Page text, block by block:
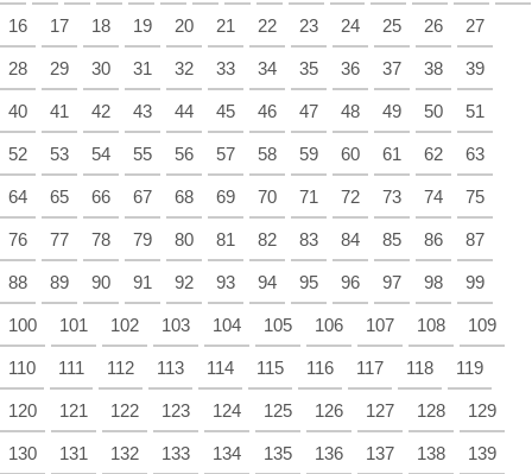
16 17 18 19 20 21 22 23 24 25 26 27
28 29 30 31 32 33 34 35 36 37 38 39
40 41 42 43 44 45 46 47 48 49 50 51
52 53 54 55 56 57 58 59 60 61 62 63
64 65 66 67 68 69 70 71 72 73 74 75
76 77 78 79 80 81 82 83 84 85 86 87
88 89 90 91 92 93 94 95 96 97 98 99
100 101 102 103 104 105 106 107 108 109
110 111 112 113 114 115 116 117 118 119
120 121 122 123 124 125 126 127 128 129
130 131 132 133 134 135 136 137 138 139